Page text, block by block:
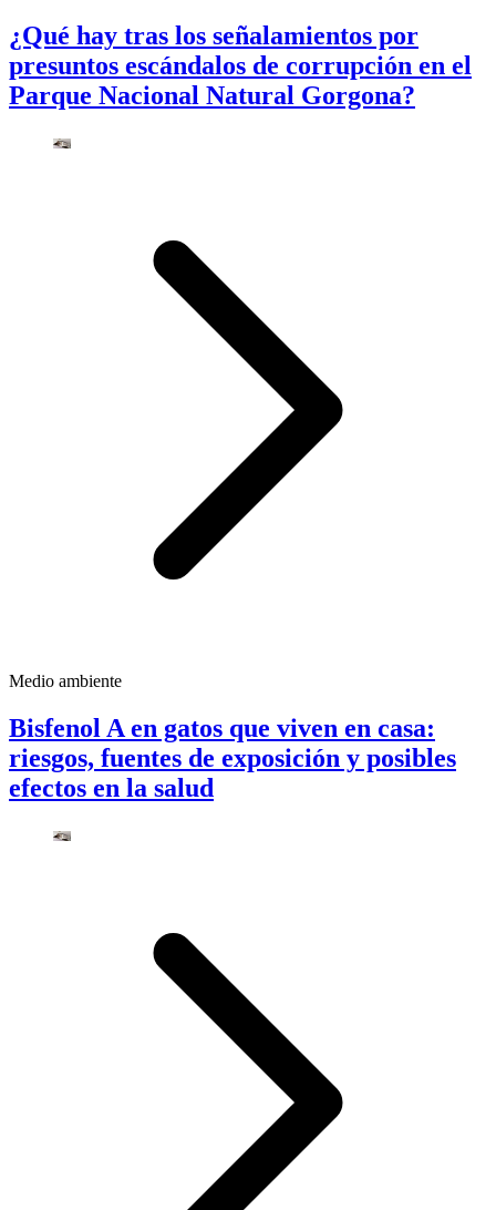
¿Qué hay tras los señalamientos por
presuntos escándalos de corrupción en el
Parque Nacional Natural Gorgona?
Medio ambiente
Bisfenol A en gatos que viven en casa:
riesgos, fuentes de exposición y posibles
efectos en la salud